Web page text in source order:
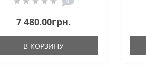
7 480.00грн.
В КОРЗИНУ